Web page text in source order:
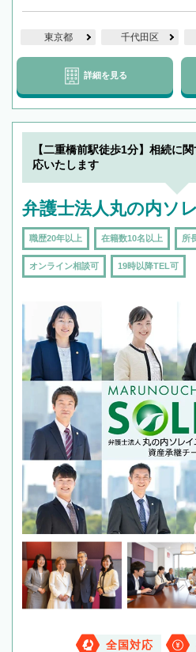
東京都 千代田区
詳細を見る
【二重橋前駅徒歩1分】相続に
応いたします
弁護士法人丸の内ソ
職歴20年以上 在籍数10名以上 所
オンライン相談可 19時以降TEL可
全国対応